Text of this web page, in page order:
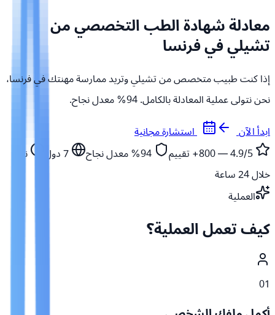
معادلة شهادة الطب التخصصي من
تشيلي في فرنسا
إذا كنت طبيب متخصص من تشيلي وتريد ممارسة مهنتك في فرنسا،
نحن نتولى عملية المعادلة بالكامل. 94% معدل نجاح.
ابدأ الآن
استشارة مجانية
تقييم معدل نجاح دول
نبدأ
خلال 24 ساعة
العملية
كيف تعمل العملية؟
01